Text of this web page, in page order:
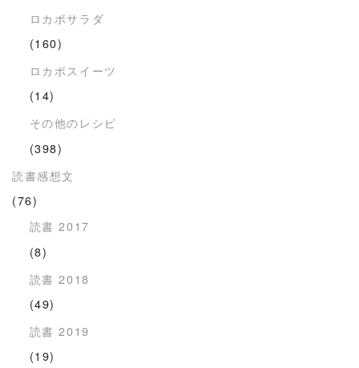
ロカボサラダ
(160)
ロカボスイーツ
(14)
その他のレシピ
(398)
読書感想文
(76)
読書 2017
(8)
読書 2018
(49)
読書 2019
(19)